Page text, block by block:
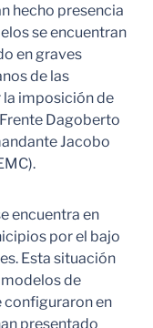
hecho presencia
se encuentran
en graves
de las
imposición de
Dagoberto
Jacobo
encuentra en
por el bajo
Esta situación
de
configuraron en
presentado